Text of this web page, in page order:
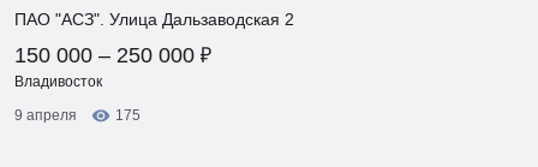
ПАО "АСЗ". Улица Дальзаводская 2
150 000 – 250 000 ₽
Владивосток
9 апреля
175